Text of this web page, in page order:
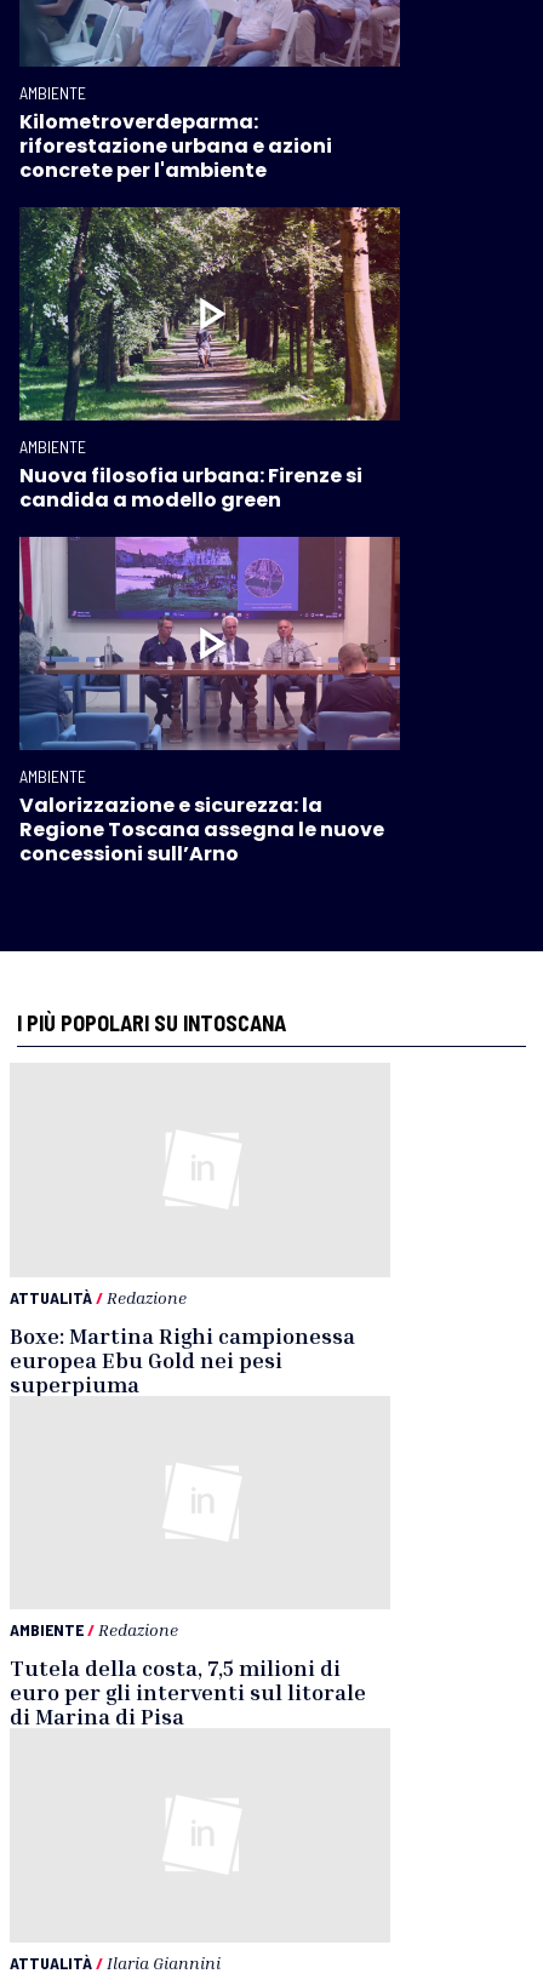
AMBIENTE
Kilometroverdeparma:
riforestazione urbana e azioni
concrete per l'ambiente
AMBIENTE
Nuova filosofia urbana: Firenze si
candida a modello green
AMBIENTE
Valorizzazione e sicurezza: la
Regione Toscana assegna le nuove
concessioni sull’Arno
I PIÙ POPOLARI SU INTOSCANA
ATTUALITÀ/ Redazione
Boxe: Martina Righi campionessa
europea Ebu Gold nei pesi
superpiuma
AMBIENTE/ Redazione
Tutela della costa, 7,5 milioni di
euro per gli interventi sul litorale
di Marina di Pisa
ATTUALITÀ/ Ilaria Giannini